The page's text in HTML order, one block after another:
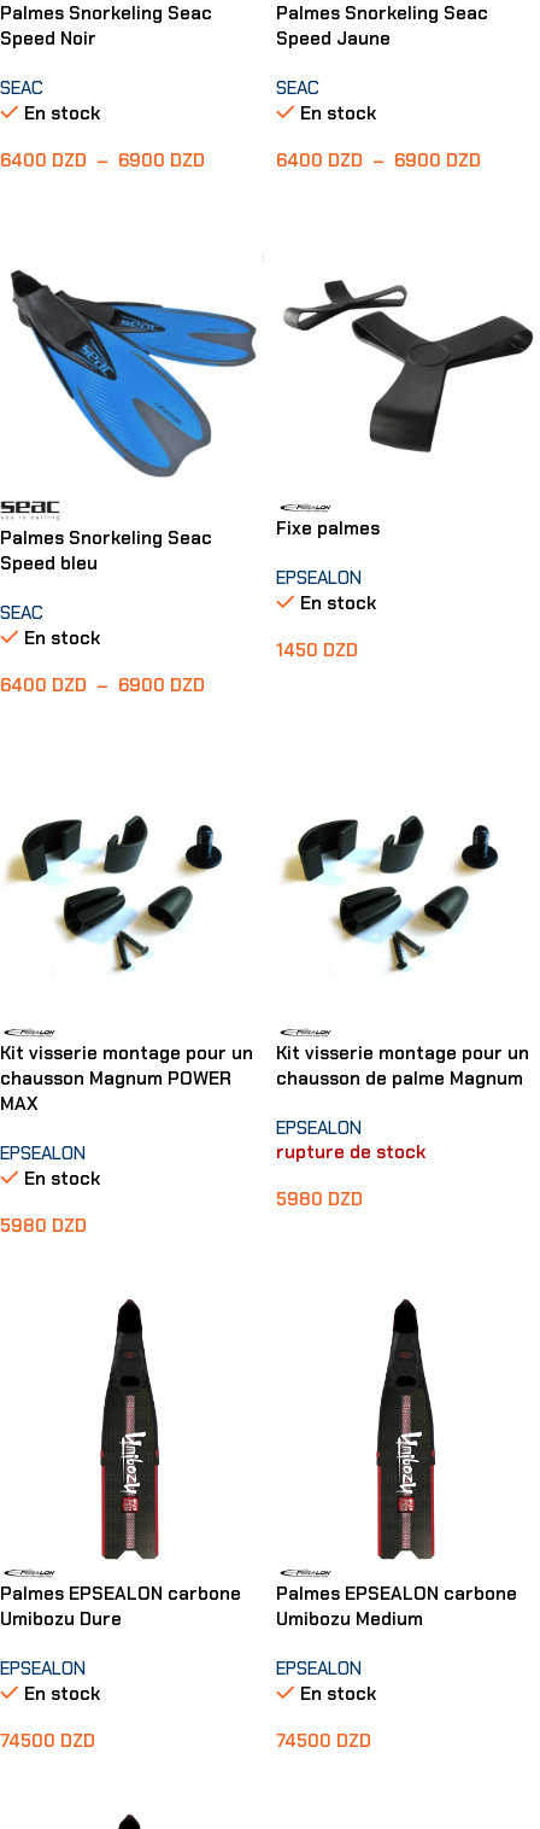
Palmes Snorkeling Seac
Speed Noir
SEAC
En stock
6400 DZD – 6900 DZD
Palmes Snorkeling Seac
Speed Jaune
SEAC
En stock
6400 DZD – 6900 DZD
Palmes Snorkeling Seac
Speed bleu
SEAC
En stock
6400 DZD – 6900 DZD
Fixe palmes
EPSEALON
En stock
1450 DZD
Kit visserie montage pour un
chausson Magnum POWER
MAX
EPSEALON
En stock
5980 DZD
Kit visserie montage pour un
chausson de palme Magnum
EPSEALON
rupture de stock
5980 DZD
Palmes EPSEALON carbone
Umibozu Dure
EPSEALON
En stock
74500 DZD
Palmes EPSEALON carbone
Umibozu Medium
EPSEALON
En stock
74500 DZD